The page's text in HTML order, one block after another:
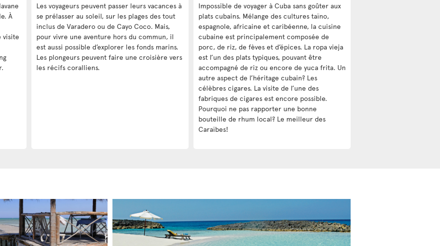
À
visite
Les voyageurs peuvent passer leurs vacances à
se prélasser au soleil, sur les plages des tout
inclus de Varadero ou de Cayo Coco. Mais,
pour vivre une aventure hors du commun, il
est aussi possible d’explorer les fonds marins.
Les plongeurs peuvent faire une croisière vers
les récifs coralliens.
Impossible de voyager à Cuba sans goûter aux
plats cubains. Mélange des cultures taïno,
espagnole, africaine et caribéenne, la cuisine
cubaine est principalement composée de
porc, de riz, de fèves et d’épices. La ropa vieja
est l’un des plats typiques, pouvant être
accompagné de riz ou encore de yuca frita. Un
autre aspect de l’héritage cubain? Les
célèbres cigares. La visite de l’une des
fabriques de cigares est encore possible.
Pourquoi ne pas rapporter une bonne
bouteille de rhum local? Le meilleur des
Caraïbes!